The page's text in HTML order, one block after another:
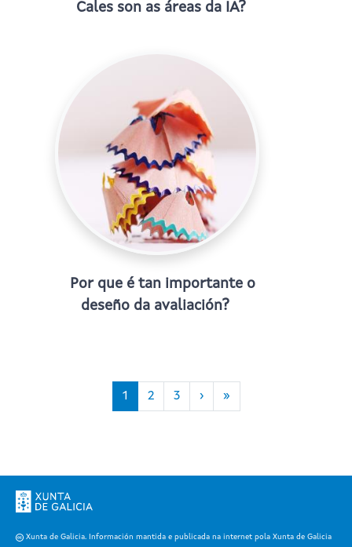
Cales son as áreas da IA?
Por que é tan importante o
deseño da avaliación?
Páxina actual
1 Page
2 Page
3 Páxina Seguinte
› Last page
»
Xunta de Galicia. Información mantida e publicada na internet pola Xunta de Galicia